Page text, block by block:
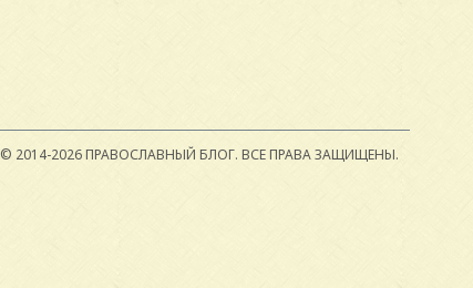
© 2014-2026 ПРАВОСЛАВНЫЙ БЛОГ. ВСЕ ПРАВА ЗАЩИЩЕНЫ.